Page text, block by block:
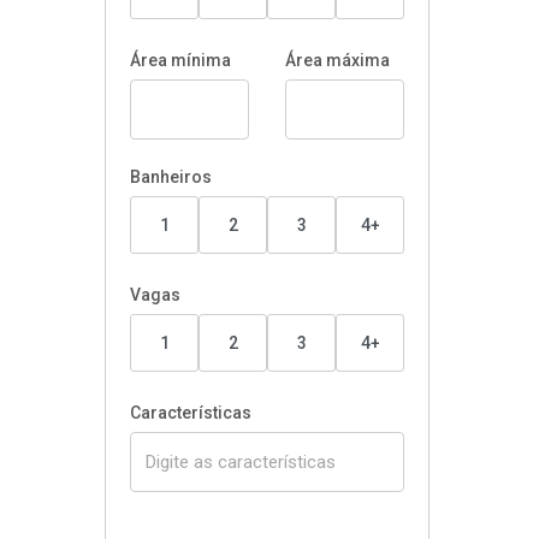
Área mínima Área máxima
Banheiros
1 2 3 4+
Vagas
1 2 3 4+
Características